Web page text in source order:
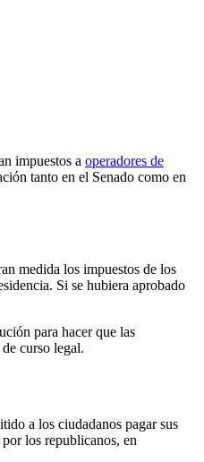
impuestos a operadores de
tanto en el Senado como en
medida los impuestos de los
Si se hubiera aprobado
para hacer que las
curso legal.
a los ciudadanos pagar sus
los republicanos, en